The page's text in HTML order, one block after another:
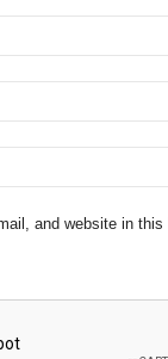
and website in this